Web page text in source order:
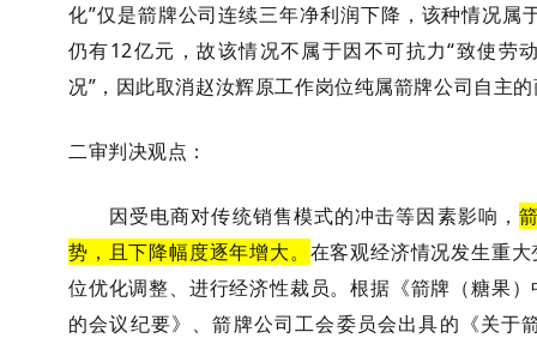
化”仅是箭牌公司连续三年净利润下降，该种情况
仍有12亿元，故该情况不属于因不可抗力“致使劳
况”，因此取消赵汝辉原工作岗位纯属箭牌公司自主
二审判决观点：
因受电商对传统销售模式的冲击等因素影响，
势，且下降幅度逐年增大。 在客观经济情况发生重
位优化调整、进行经济性裁员。根据《箭牌（糖果
的会议纪要》、箭牌公司工会委员会出具的《关于